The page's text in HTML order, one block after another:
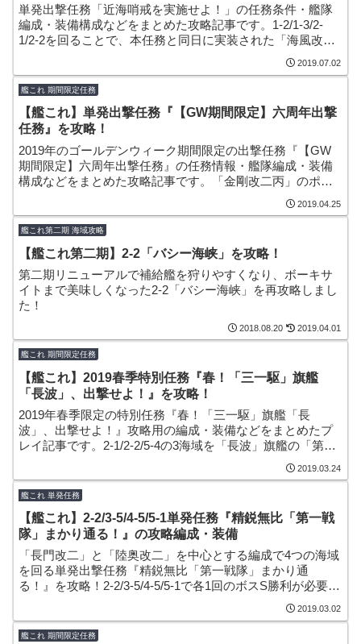
単発出撃任務「近海哨戒を実施せよ！」の任務条件・艦隊
編成・装備構成などをまとめた攻略記事です。1-2/1-3/2-
1/2-2を回ることで、本任務と同日に実装された「海風改
二」の改造で必要となる「戦闘詳報」などが手に入る任務
2019.07.02
艦これ 期間限定任務
【艦これ】単発出撃任務『【GW期間限定】六周年出撃
任務』を攻略！
2019年のゴールデンウィーク期間限定の出撃任務『【GW
期間限定】六周年出撃任務』の任務情報・艦隊編成・装備
構成などをまとめた攻略記事です。「金剛改二丙」のポー
トレートを表示できる記念家具『「六周年記念」掛け軸』
2019.04.25
艦これ第二期 海域攻略
【艦これ第二期】2-2「バシー海峡」を攻略！
第二期リニューアルで補給艦を狩りやすくなり、ボーキサ
イトまで美味しくなった2-2「バシー海峡」を再攻略しまし
た！
2018.08.20 2019.04.01
艦これ 期間限定任務
【艦これ】2019春季特別任務『春！「三一駆」旗艦
「長波」、出撃せよ！』を攻略！
2019年春季限定の特別任務『春！「三一駆」旗艦「長
波」、出撃せよ！』攻略用の編成・装備などをまとめたプ
レイ記事です。2-1/2-2/5-4の3海域を「長波」旗艦の「第三
一駆逐隊」4隻入り編成で周回。報酬の資源・アイテムも割
2019.03.24
艦これ 単発任務
【艦これ】2-2/3-5/4-5/5-1単発任務『精鋭無比「第一戦
隊」まかり通る！』の攻略編成・装備
「長門改二」と「陸奥改二」を中心とする編成で4つの海域
を回る単発出撃任務『精鋭無比「第一戦隊」まかり通
る！』を攻略！2-2/3-5/4-5/5-1で各1回のボスS勝利が必要と
なりそこそこの難易度ですが、選択式の報酬で「試製46cm
連装砲」や「試製南山」なども手に入る任務となっていま
す。
2019.03.02
艦これ 期間限定任務